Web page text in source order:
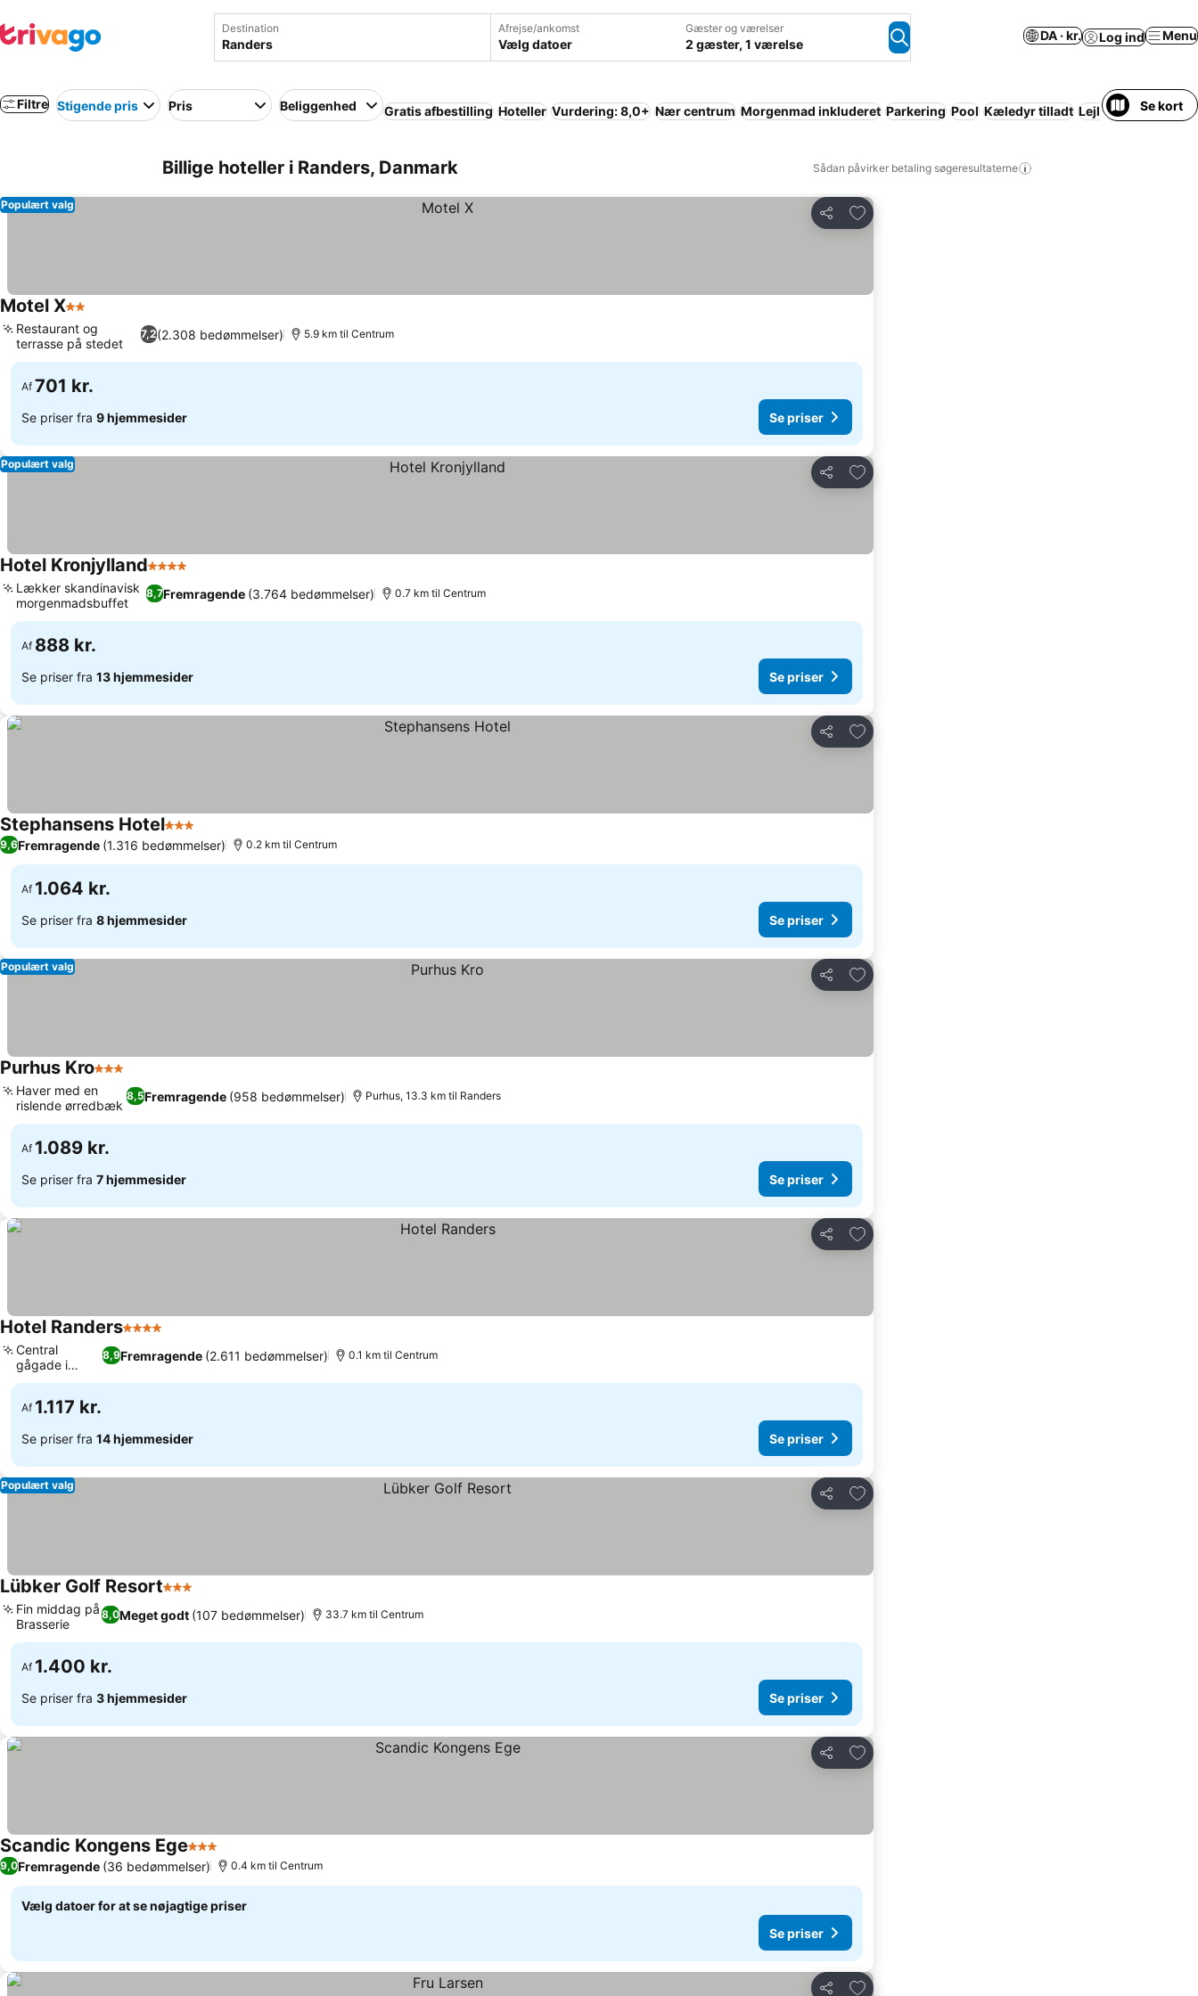
Destination Afrejse/ankomst
Vælg datoer
Gæster og værelser
2 gæster, 1 værelse
DA · kr. Log ind Menu
Filtre Stigende pris Pris Beliggenhed Gratis afbestilling Hoteller Vurdering: 8,0+ Nær centrum Morgenmad inkluderet Parkering Pool Kæledyr tilladt Lejlighed med
Se kort
Billige hoteller i Randers, Danmark Sådan påvirker betaling søgeresultaterne
Del
Føj til favoritter
Populært valg
Motel X2 Stjerner
7,2(2.308 bedømmelser)
Restaurant og
terrasse på stedet
5.9 km til Centrum
Af 701 kr.
Se priser fra 9 hjemmesider Se priser
Del
Føj til favoritter
Populært valg
Hotel Kronjylland4 Stjerner
8,7Fremragende (3.764 bedømmelser)
Lækker skandinavisk
morgenmadsbuffet
0.7 km til Centrum
Af 888 kr.
Se priser fra 13 hjemmesider Se priser
Del
Føj til favoritter
Stephansens Hotel3 Stjerner
9,6Fremragende (1.316 bedømmelser) 0.2 km til Centrum
Af 1.064 kr.
Se priser fra 8 hjemmesider Se priser
Del
Føj til favoritter
Populært valg
Purhus Kro3 Stjerner
8,5Fremragende (958 bedømmelser)
Haver med en
rislende ørredbæk
Purhus, 13.3 km til Randers
Af 1.089 kr.
Se priser fra 7 hjemmesider Se priser
Del
Føj til favoritter
Hotel Randers4 Stjerner
8,9Fremragende (2.611 bedømmelser)
Central
gågade i
Randers
0.1 km til Centrum
Af 1.117 kr.
Se priser fra 14 hjemmesider Se priser
Del
Føj til favoritter
Populært valg
Lübker Golf Resort3 Stjerner
8,0Meget godt (107 bedømmelser)
Fin middag på
Brasserie
33.7 km til Centrum
Af 1.400 kr.
Se priser fra 3 hjemmesider Se priser
Del
Føj til favoritter
Scandic Kongens Ege3 Stjerner
9,0Fremragende (36 bedømmelser) 0.4 km til Centrum
Vælg datoer for at se nøjagtige priser
Se priser
Føj til favoritter